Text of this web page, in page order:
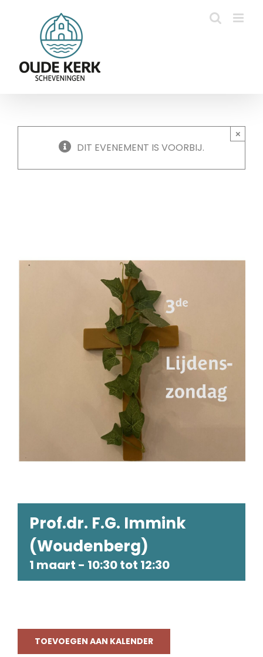
DIT EVENEMENT IS VOORBIJ.
×
Prof.dr. F.G. Immink
(Woudenberg)
1 maart - 10:30tot 12:30
TOEVOEGEN AAN KALENDER